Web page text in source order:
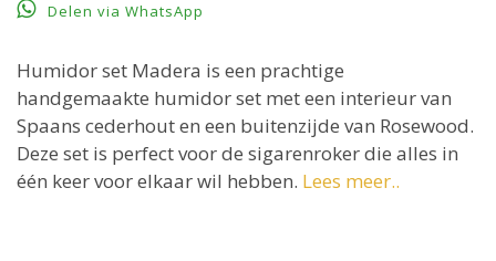
Delen via WhatsApp
Humidor set Madera is een prachtige
handgemaakte humidor set met een interieur van
Spaans cederhout en een buitenzijde van Rosewood.
Deze set is perfect voor de sigarenroker die alles in
één keer voor elkaar wil hebben. Lees meer..